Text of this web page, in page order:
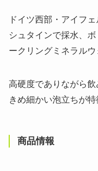
ドイツ西部・アイフ
シュタインで採水、
ークリングミネラルウ
高硬度でありながら
きめ細かい泡立ちが
商品情報